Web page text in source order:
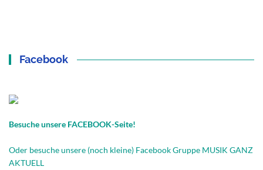
Facebook
Besuche unsere FACEBOOK-Seite!
Oder besuche unsere (noch kleine) Facebook Gruppe MUSIK GANZ
AKTUELL